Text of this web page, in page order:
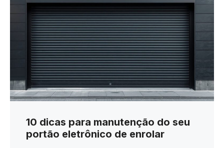
10 dicas para manutenção do seu
portão eletrônico de enrolar